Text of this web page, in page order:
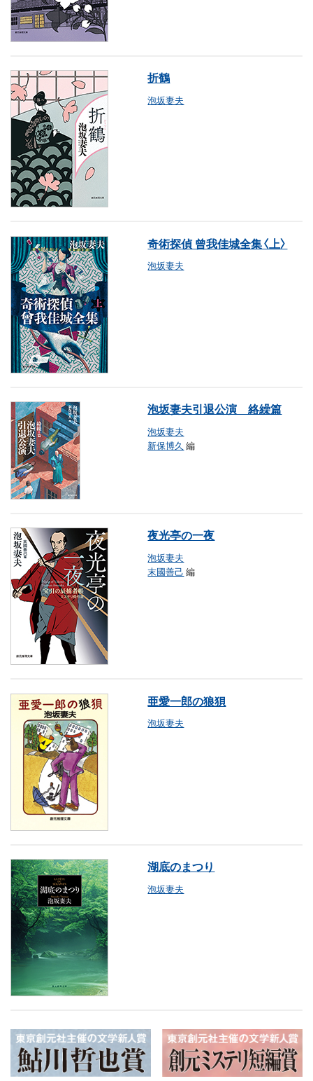
折鶴
泡坂妻夫
奇術探偵 曾我佳城全集〈上〉
泡坂妻夫
泡坂妻夫引退公演 絡繰篇
泡坂妻夫
新保博久 編
夜光亭の一夜
泡坂妻夫
末國善己 編
亜愛一郎の狼狽
泡坂妻夫
湖底のまつり
泡坂妻夫